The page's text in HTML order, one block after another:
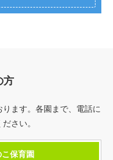
方
ます。各園まで、電話に
さい。
保育園